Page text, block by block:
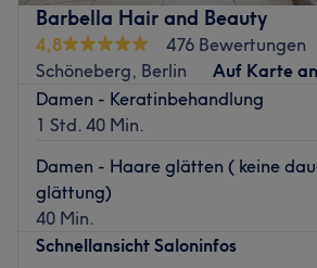
Liebe und Können ganz nach deinen
Komm vorbei und freu dich auf deinen
Nächste öffentliche Verkehrsmittel:
In nur wenigen Schritten erreichst du
Das Team:
Das herzliche Team kennt dank
die neuesten Trends und Methoden und
deinen individuellen Traumlook. Im
Barbella Hair and Beauty
4,8
476 Bewertungen
Schöneberg, Berlin
Auf Karte
Damen - Keratinbehandlung
1 Std. 40 Min.
Damen - Haare glätten ( keine
glättung)
40 Min.
Schnellansicht Saloninfos